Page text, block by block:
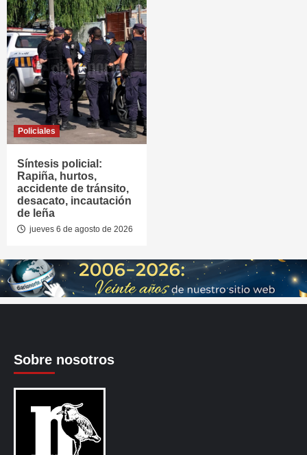
Policiales
Síntesis policial:
Rapiña, hurtos,
accidente de tránsito,
desacato, incautación
de leña
jueves 6 de agosto de 2026
Sobre nosotros